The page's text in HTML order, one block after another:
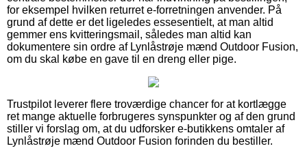
for eksempel hvilken returret e-forretningen anvender. På
grund af dette er det ligeledes essesentielt, at man altid
gemmer ens kvitteringsmail, således man altid kan
dokumentere sin ordre af Lynlåstrøje mænd Outdoor Fusion,
om du skal købe en gave til en dreng eller pige.
Trustpilot leverer flere troværdige chancer for at kortlægge
ret mange aktuelle forbrugeres synspunkter og af den grund
stiller vi forslag om, at du udforsker e-butikkens omtaler af
Lynlåstrøje mænd Outdoor Fusion forinden du bestiller.